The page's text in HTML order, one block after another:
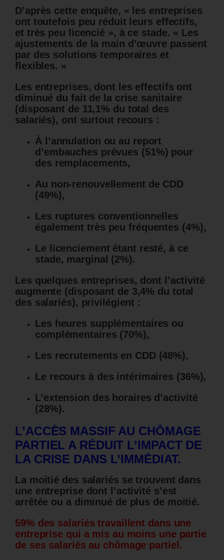
D’après cette enquête, « les entreprises
ont toutefois peu réduit leurs effectifs,
et très peu licencié », à ce stade. « Les
ajustements de la main d’œuvre passent
par des solutions temporaires et
flexibles. »
Les entreprises, dont les effectifs ont
diminué du fait de la crise sanitaire
(disposant de 11,1% du total des
salariés), ont surtout recours :
À l’annulation ou au report
d’embauches prévues (51%) pour
des remplacements,
Au non-renouvellement de CDD
(49%),
Les ruptures conventionnelles
également très peu fréquentes (4%),
Le licenciement étant resté, à ce
stade, marginal (2%).
Les quelques entreprises, dont l’activité
augmente (disposant de 3,4% du total
des salariés), privilégient :
Les heures supplémentaires ou
complémentaires (70%),
Les recrutements en CDD (48%),
Le recours à des intérimaires (36%),
L’extension des horaires d’activité
(28%).
L’ACCÈS MASSIF AU CHÔMAGE
PARTIEL A RÉDUIT L’IMPACT DE
LA CRISE DANS L’IMMÉDIAT.
La moitié des salariés se trouvent dans
une entreprise dont l’activité s’est
arrêtée ou a diminué de plus de moitié.
59% des salariés travaillent dans une
entreprise qui a mis au moins une partie
de ses salariés au chômage partiel.